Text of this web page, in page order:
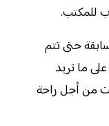
للمكتب.
حتى تتم
ما تريد
من أجل راحة